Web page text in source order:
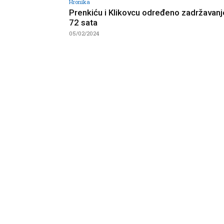
Hronika
Prenkiću i Klikovcu određeno
72 sata
05/02/2024